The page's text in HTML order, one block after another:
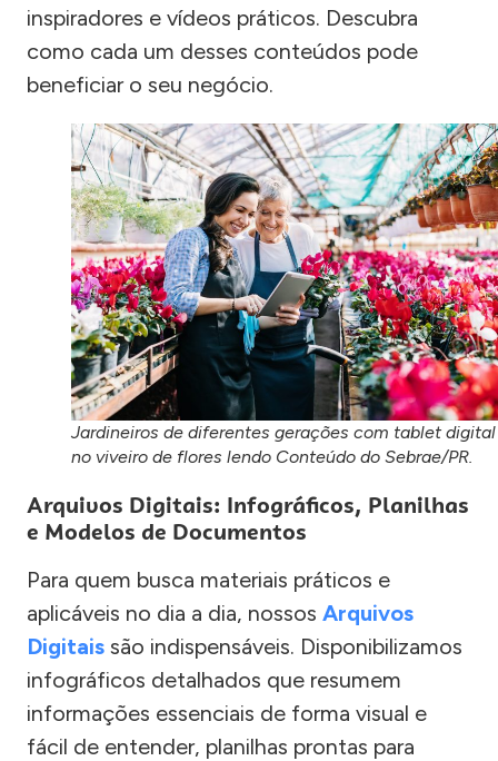
inspiradores e vídeos práticos. Descubra
como cada um desses conteúdos pode
beneficiar o seu negócio.
Jardineiros de diferentes gerações com tablet digital
no viveiro de flores lendo Conteúdo do Sebrae/PR.
Arquivos Digitais: Infográficos, Planilhas
e Modelos de Documentos
Para quem busca materiais práticos e
aplicáveis no dia a dia, nossos Arquivos
Digitais são indispensáveis. Disponibilizamos
infográficos detalhados que resumem
informações essenciais de forma visual e
fácil de entender, planilhas prontas para